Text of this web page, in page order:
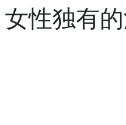
女性独有的